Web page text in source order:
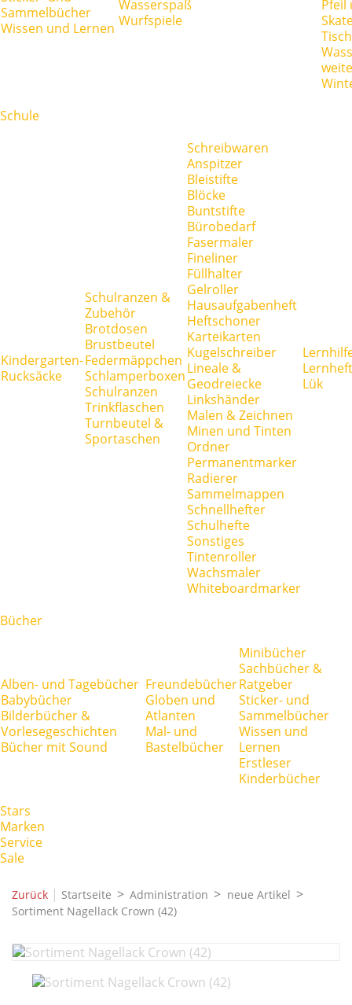
Sammelbücher
Wissen und Lernen
Wasserspaß
Wurfspiele
Pfeil
Schule
Kindergarten-
Rucksäcke
Schulranzen &
Zubehör
Brotdosen
Brustbeutel
Federmäppchen
Schlamperboxen
Schulranzen
Trinkflaschen
Turnbeutel &
Sportaschen
Schreibwaren
Anspitzer
Bleistifte
Blöcke
Buntstifte
Bürobedarf
Fasermaler
Fineliner
Füllhalter
Gelroller
Hausaufgabenheft
Heftschoner
Karteikarten
Kugelschreiber
Lineale &
Geodreiecke
Linkshänder
Malen & Zeichnen
Minen und Tinten
Ordner
Permanentmarker
Radierer
Sammelmappen
Schnellhefter
Schulhefte
Sonstiges
Tintenroller
Wachsmaler
Whiteboardmarker
Lük
Bücher
Alben- und Tagebücher
Babybücher
Bilderbücher &
Vorlesegeschichten
Bücher mit Sound
Freundebücher
Globen und
Atlanten
Mal- und
Bastelbücher
Minibücher
Sachbücher &
Ratgeber
Sticker- und
Sammelbücher
Wissen und
Lernen
Erstleser
Kinderbücher
Stars
Marken
Service
Sale
Zurück | Startseite Administration
neue Artikel
Sortiment Nagellack Crown (42)